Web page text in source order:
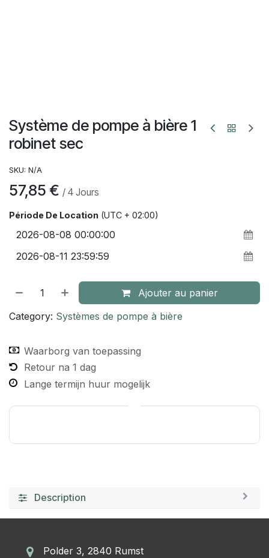
Système de pompe à bière 1
robinet sec
SKU: N/A
57,85 € / 4 Jours
Période De Location (UTC + 02:00)
Ajouter au panier
Category: Systèmes de pompe à bière
Waarborg van toepassing
Retour na 1 dag
Lange termijn huur mogelijk
Description
Polder 3, 2840 Rumst